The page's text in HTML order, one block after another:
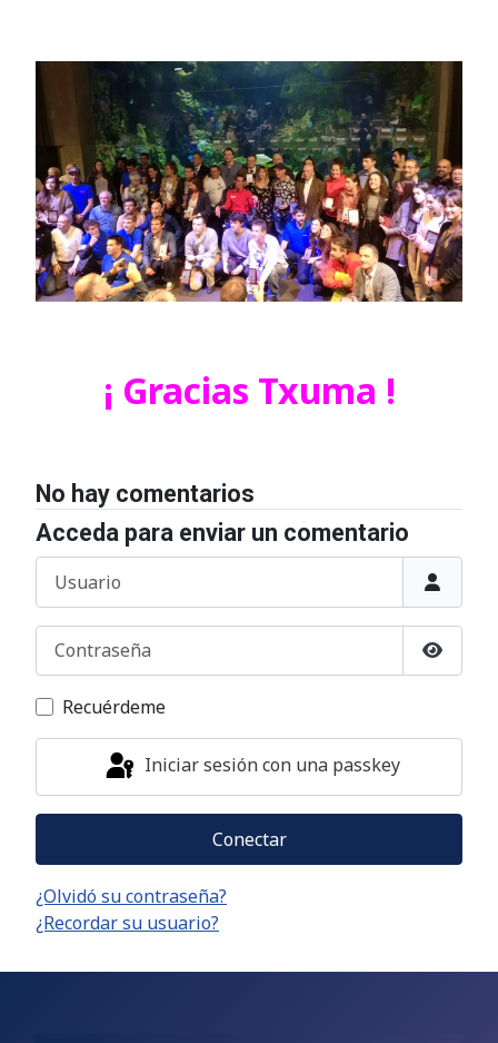
¡ Gracias Txuma !
No hay comentarios
Acceda para enviar un comentario
Contraseña
Recuérdeme
Iniciar sesión con una passkey
Conectar
¿Olvidó su contraseña?
¿Recordar su usuario?